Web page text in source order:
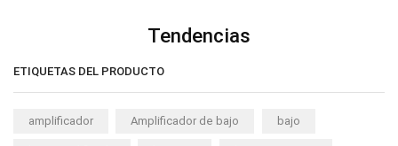
Tendencias
ETIQUETAS DEL PRODUCTO
amplificador Amplificador de bajo bajo